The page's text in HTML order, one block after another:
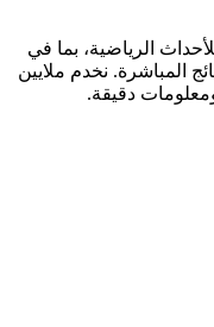
الرياضية، بما في
المباشرة. نخدم ملايين
دقيقة.